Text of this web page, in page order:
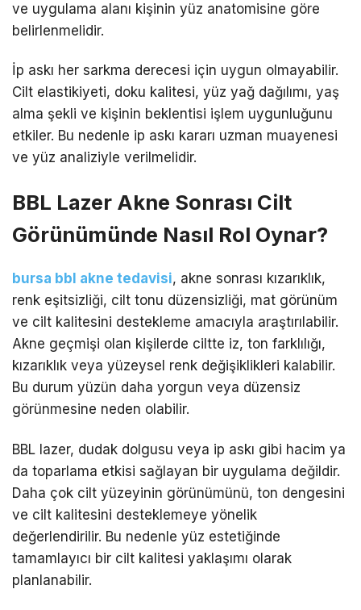
ve uygulama alanı kişinin yüz anatomisine göre
belirlenmelidir.
İp askı her sarkma derecesi için uygun olmayabilir.
Cilt elastikiyeti, doku kalitesi, yüz yağ dağılımı, yaş
alma şekli ve kişinin beklentisi işlem uygunluğunu
etkiler. Bu nedenle ip askı kararı uzman muayenesi
ve yüz analiziyle verilmelidir.
BBL Lazer Akne Sonrası Cilt
Görünümünde Nasıl Rol Oynar?
bursa bbl akne tedavisi, akne sonrası kızarıklık,
renk eşitsizliği, cilt tonu düzensizliği, mat görünüm
ve cilt kalitesini destekleme amacıyla araştırılabilir.
Akne geçmişi olan kişilerde ciltte iz, ton farklılığı,
kızarıklık veya yüzeysel renk değişiklikleri kalabilir.
Bu durum yüzün daha yorgun veya düzensiz
görünmesine neden olabilir.
BBL lazer, dudak dolgusu veya ip askı gibi hacim ya
da toparlama etkisi sağlayan bir uygulama değildir.
Daha çok cilt yüzeyinin görünümünü, ton dengesini
ve cilt kalitesini desteklemeye yönelik
değerlendirilir. Bu nedenle yüz estetiğinde
tamamlayıcı bir cilt kalitesi yaklaşımı olarak
planlanabilir.